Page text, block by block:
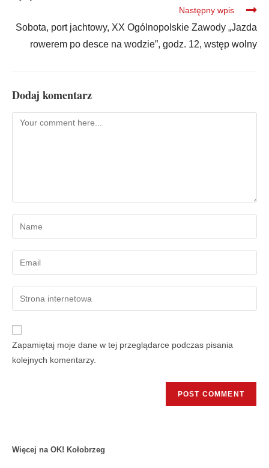
Następny wpis
Sobota, port jachtowy, XX Ogólnopolskie Zawody „Jazda
rowerem po desce na wodzie”, godz. 12, wstęp wolny
Dodaj komentarz
Zapamiętaj moje dane w tej przeglądarce podczas pisania
kolejnych komentarzy.
Więcej na OK! Kołobrzeg